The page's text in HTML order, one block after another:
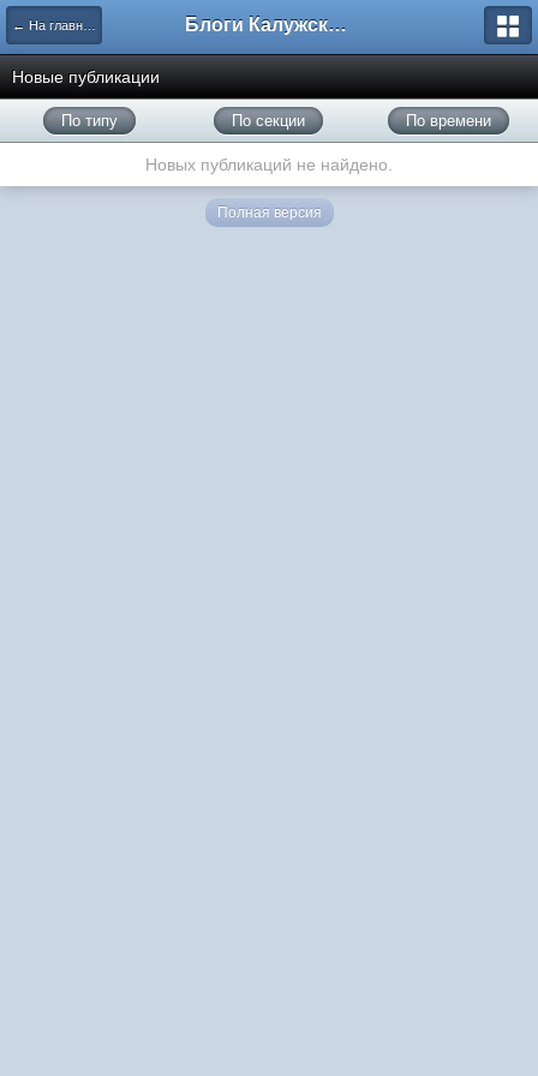
← На главную Блоги Калужского перекрестка
Новые публикации
По типу По секции По времени
Новых публикаций не найдено.
Полная версия